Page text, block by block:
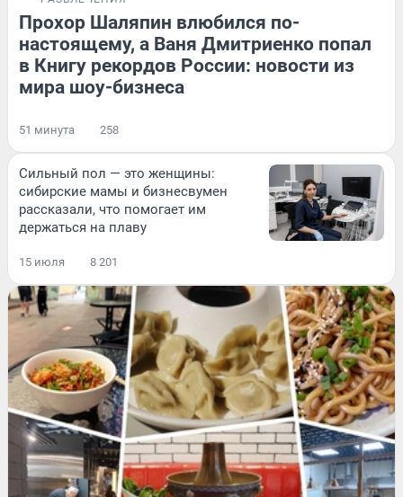
Прохор Шаляпин влюбился по-
настоящему, а Ваня Дмитриенко попал
в Книгу рекордов России: новости из
мира шоу-бизнеса
51 минута 258
Сильный пол — это женщины:
сибирские мамы и бизнесвумен
рассказали, что помогает им
держаться на плаву
15 июля 8 201